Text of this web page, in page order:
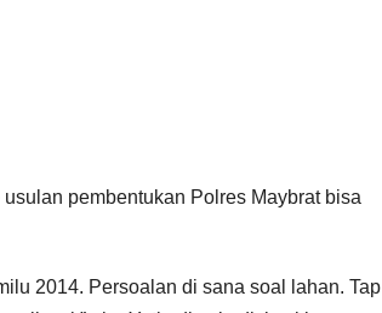
pembentukan Polres Maybrat bisa
2014. Persoalan di sana soal lahan.